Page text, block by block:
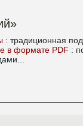
: традиционная
в формате PDF :